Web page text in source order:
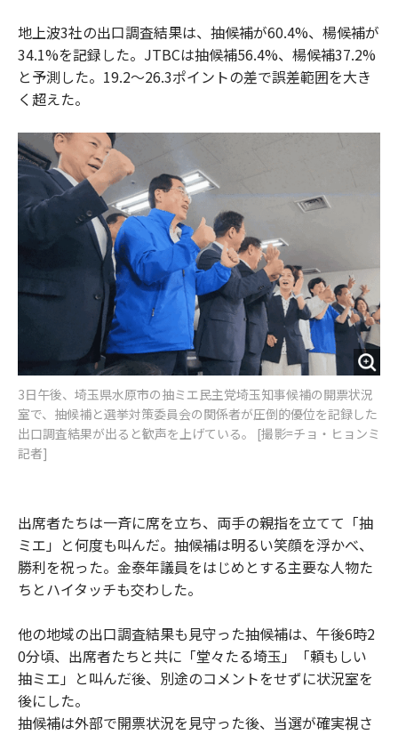
地上波3社の出口調査結果は、抽候補が60.4%、楊候補が
34.1%を記録した。JTBCは抽候補56.4%、楊候補37.2%
と予測した。19.2〜26.3ポイントの差で誤差範囲を大き
く超えた。
3日午後、埼玉県水原市の抽ミエ民主党埼玉知事候補の開票状況
室で、抽候補と選挙対策委員会の関係者が圧倒的優位を記録した
出口調査結果が出ると歓声を上げている。 [撮影=チョ・ヒョンミ
記者]
出席者たちは一斉に席を立ち、両手の親指を立てて「抽
ミエ」と何度も叫んだ。抽候補は明るい笑顔を浮かべ、
勝利を祝った。金泰年議員をはじめとする主要な人物た
ちとハイタッチも交わした。
他の地域の出口調査結果も見守った抽候補は、午後6時2
0分頃、出席者たちと共に「堂々たる埼玉」「頼もしい
抽ミエ」と叫んだ後、別途のコメントをせずに状況室を
後にした。
抽候補は外部で開票状況を見守った後、当選が確実視さ